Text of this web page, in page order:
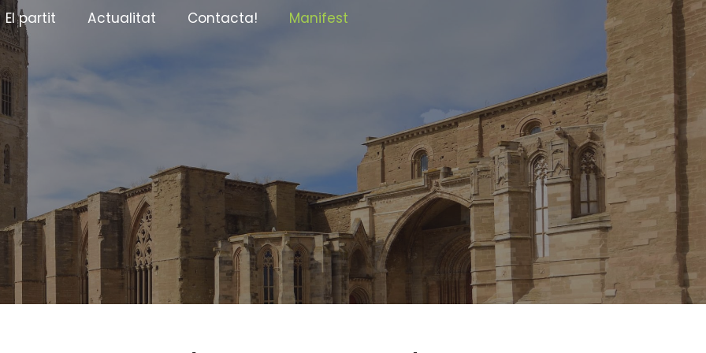
El partit Actualitat Contacta! Manifest